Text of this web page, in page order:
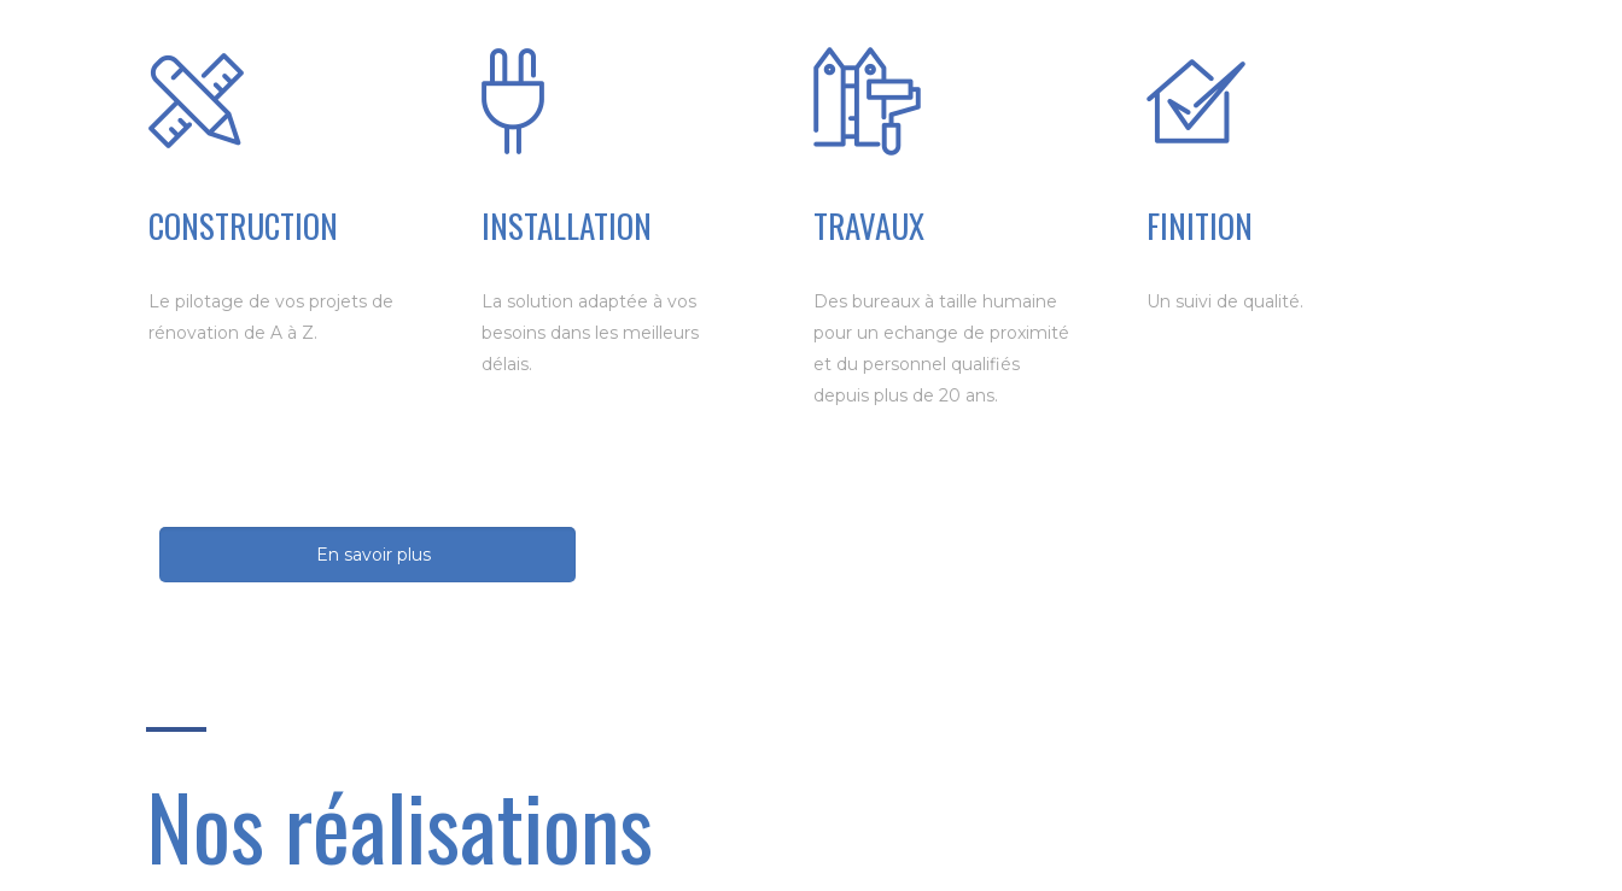
CONSTRUCTION
Le pilotage de vos projets de
rénovation de A à Z.
INSTALLATION
La solution adaptée à vos
besoins dans les meilleurs
délais.
TRAVAUX
Des bureaux à taille humaine
pour un echange de proximité
et du personnel qualifiés
depuis plus de 20 ans.
FINITION
Un suivi de qualité.
En savoir plus
Nos réalisations